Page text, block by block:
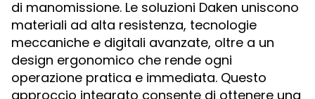
di manomissione. Le soluzioni Daken uniscono
materiali ad alta resistenza, tecnologie
meccaniche e digitali avanzate, oltre a un
design ergonomico che rende ogni
operazione pratica e immediata. Questo
approccio integrato consente di ottenere una